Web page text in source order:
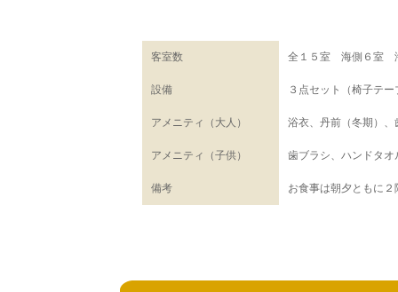
客室数 全１５室 海側６室
設備 ３点セット（椅子テ
アメニティ（大人） 浴衣、丹前（冬期）
アメニティ（子供） 歯ブラシ、ハンドタ
備考 お食事は朝夕ともに